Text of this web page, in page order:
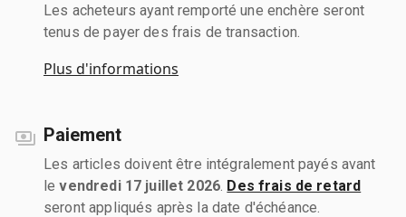
Les acheteurs ayant remporté une enchère seront
tenus de payer des frais de transaction.
Plus d'informations
Paiement
Les articles doivent être intégralement payés avant
levendredi 17 juillet 2026 Des frais de retard
seront appliqués après la date d'échéance.